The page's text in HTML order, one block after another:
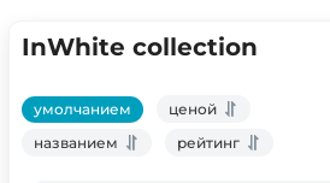
InWhite collection
умолчанием
ценой
названием
рейтинг